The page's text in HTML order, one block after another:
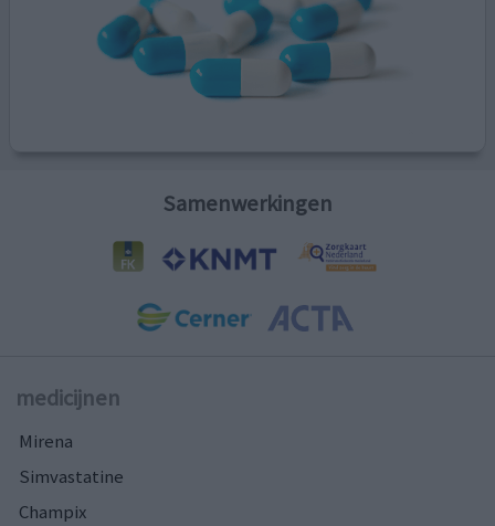
Samenwerkingen
medicijnen
Mirena
Simvastatine
Champix